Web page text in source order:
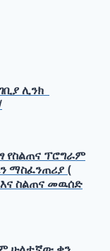
ሊንክ
የስልጠና ፕሮግራም
ማስፈንጠሪያ (
ስልጠና መዉሰድ